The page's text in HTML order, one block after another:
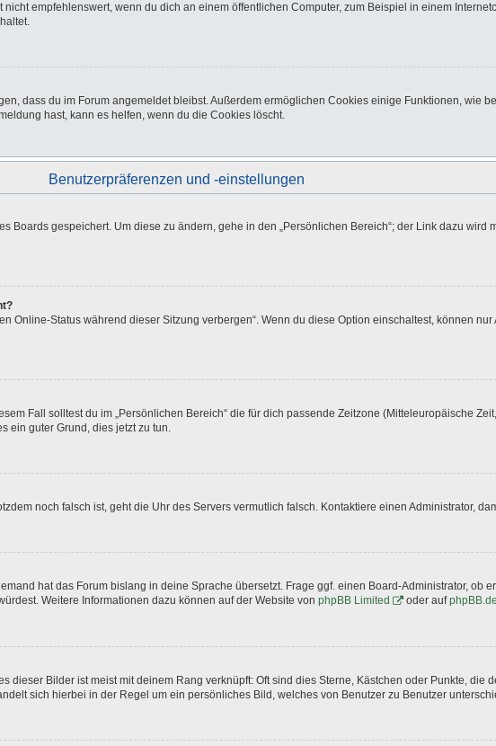
empfehlenswert, wenn du dich an einem öffentlichen Computer, zum Beispiel in einem
dass du im Forum angemeldet bleibst. Außerdem ermöglichen Cookies einige Funktionen, wie
hast, kann es helfen, wenn du die Cookies löscht.
Benutzerpräferenzen und -einstellungen
gespeichert. Um diese zu ändern, gehe in den „Persönlichen Bereich“; der Link dazu wird
Online-Status während dieser Sitzung verbergen“. Wenn du diese Option einschaltest, können
Fall solltest du im „Persönlichen Bereich“ die für dich passende Zeitzone (Mitteleuropäische
ein guter Grund, dies jetzt zu tun.
noch falsch ist, geht die Uhr des Servers vermutlich falsch. Kontaktiere einen Administrator,
hat das Forum bislang in deine Sprache übersetzt. Frage ggf. einen Board-Administrator, ob
Weitere Informationen dazu können auf der Website von phpBB Limited oder aufphpBB.de
Bilder ist meist mit deinem Rang verknüpft: Oft sind dies Sterne, Kästchen oder Punkte, die
sich hierbei in der Regel um ein persönliches Bild, welches von Benutzer zu Benutzer